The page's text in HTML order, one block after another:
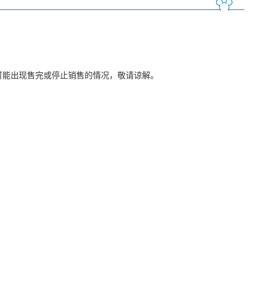
出现售完或停止销售的情况，敬请谅解。